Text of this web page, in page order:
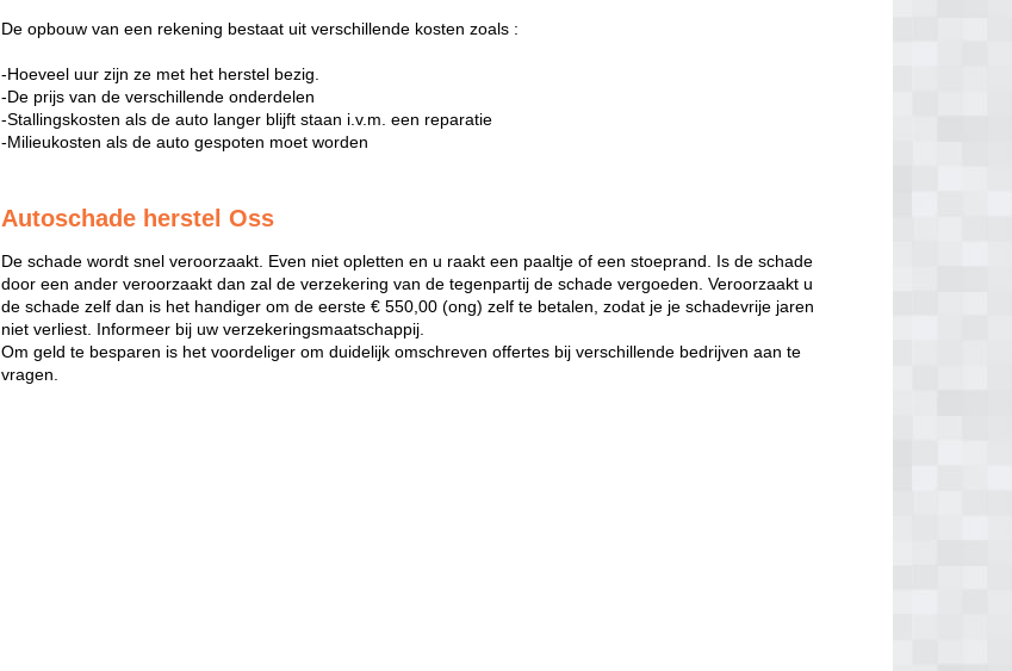
De opbouw van een rekening bestaat uit verschillende kosten zoals :
-Hoeveel uur zijn ze met het herstel bezig.
-De prijs van de verschillende onderdelen
-Stallingskosten als de auto langer blijft staan i.v.m. een reparatie
-Milieukosten als de auto gespoten moet worden
Autoschade herstel Oss
De schade wordt snel veroorzaakt. Even niet opletten en u raakt een paaltje of een stoeprand. Is de schade
door een ander veroorzaakt dan zal de verzekering van de tegenpartij de schade vergoeden. Veroorzaakt u
de schade zelf dan is het handiger om de eerste € 550,00 (ong) zelf te betalen, zodat je je schadevrije jaren
niet verliest. Informeer bij uw verzekeringsmaatschappij.
Om geld te besparen is het voordeliger om duidelijk omschreven offertes bij verschillende bedrijven aan te
vragen.